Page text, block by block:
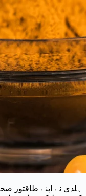
ہلدی نے اپنے طاقتور